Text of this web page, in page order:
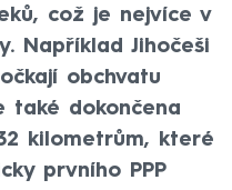
což je nejvíce v
Například Jihočeši
obchvatu
také dokončena
kilometrům, které
prvního PPP